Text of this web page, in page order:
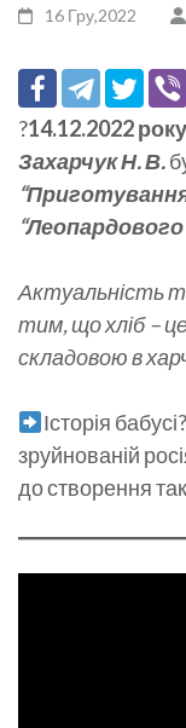
16 Гру,2022
?14.12.2022 року
Захарчук Н. В.
Актуальність
тим, що хліб –
складовою в
Історія
зруйнованій
до створення